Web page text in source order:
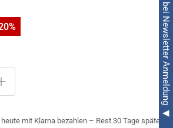
pigmentiert
und garantiert somit eine hohe
mit Klarna bezahlen – Rest 30 Tage später.